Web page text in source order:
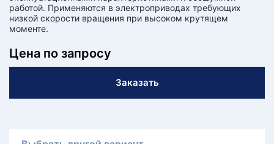
работой. Применяются в электроприводах требующих
низкой скорости вращения при высоком крутящем
моменте.
Цена по запросу
Заказать